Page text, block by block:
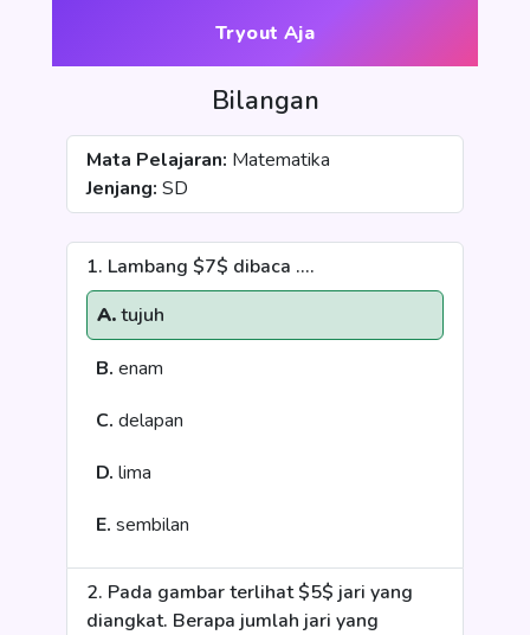
Tryout Aja
Bilangan
Mata Pelajaran: Matematika
Jenjang: SD
1. Lambang $7$ dibaca ....
A.tujuh
B. enam
C. delapan
D. lima
E. sembilan
2. Pada gambar terlihat $5$ jari yang
diangkat. Berapa jumlah jari yang